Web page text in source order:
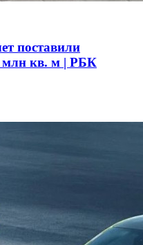
поставили
млн кв. м | РБК